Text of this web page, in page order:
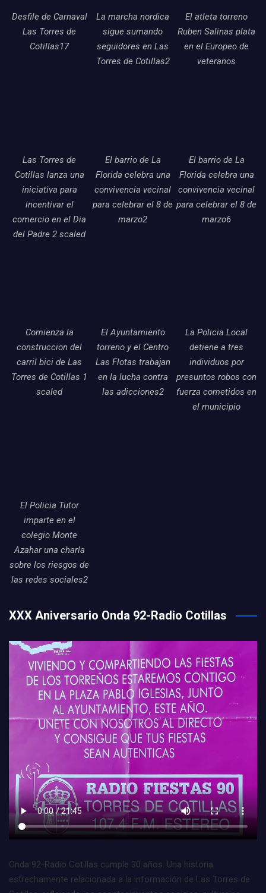
Desfile de Carnaval
Las Torres de
Cotillas17
La marcha nordica
sigue sumando
seguidores en Las
Torres de Cotillas2
El atleta torreno
Ruben Salinas plata
en el Europeo de
veteranos
Las Torres de
Cotillas lanza una
iniciativa para
incentivar el
comercio en el Dia
del Padre 2 scaled
El barrio de La
Florida celebra una
convivencia vecinal
para celebrar el 8 de
marzo2
El barrio de La
Florida celebra una
convivencia vecinal
para celebrar el 8 de
marzo6
Comienza la
construccion del
carril bici de Las
Torres de Cotillas 1
scaled
El Ayuntamiento
torreno y el Centro
Las Flotas trabajan
en la lucha contra
las adicciones2
La Policia Local
detiene a tres
individuos por
presuntos robos con
fuerza cometidos en
el municipio
El Policia Tutor
imparte en el
colegio Monte
Azahar una charla
sobre los riesgos de
las redes sociales2
XXX Aniversario Onda 92-Radio Cotillas
Onda 92-Radio Cotillas cumple 30 años. Una historia
estrechamente relacionada a la información de Las Torres de